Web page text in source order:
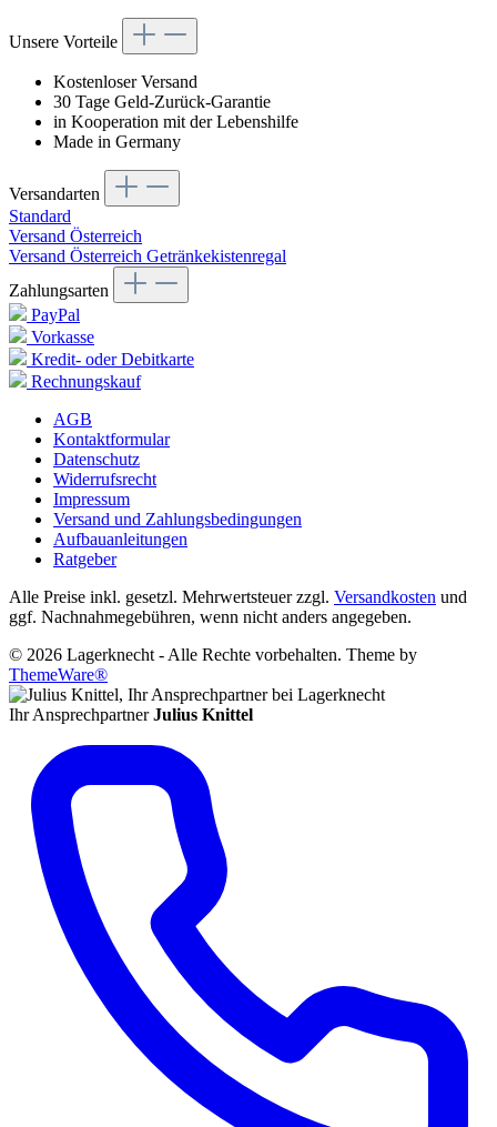
Unsere Vorteile
Kostenloser Versand
30 Tage Geld-Zurück-Garantie
in Kooperation mit der Lebenshilfe
Made in Germany
Versandarten
Standard
Versand Österreich
Versand Österreich Getränkekistenregal
Zahlungsarten
PayPal
Vorkasse
Kredit- oder Debitkarte
Rechnungskauf
AGB
Kontaktformular
Datenschutz
Widerrufsrecht
Impressum
Versand und Zahlungsbedingungen
Aufbauanleitungen
Ratgeber
Alle Preise inkl. gesetzl. Mehrwertsteuer zzgl. Versandkosten und
ggf. Nachnahmegebühren, wenn nicht anders angegeben.
© 2026 Lagerknecht - Alle Rechte vorbehalten. Theme by
ThemeWare®
Ihr Ansprechpartner Julius Knittel